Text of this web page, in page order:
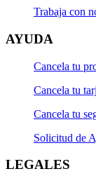
Solicitud de
Trabaja con
AYUDA
Cancela tu
Cancela tu
Cancela tu
Solicitud de
LEGALES